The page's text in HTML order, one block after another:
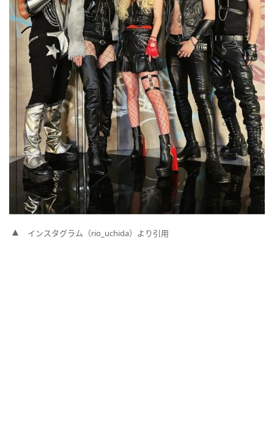
インスタグラム（rio_uchida）より引用